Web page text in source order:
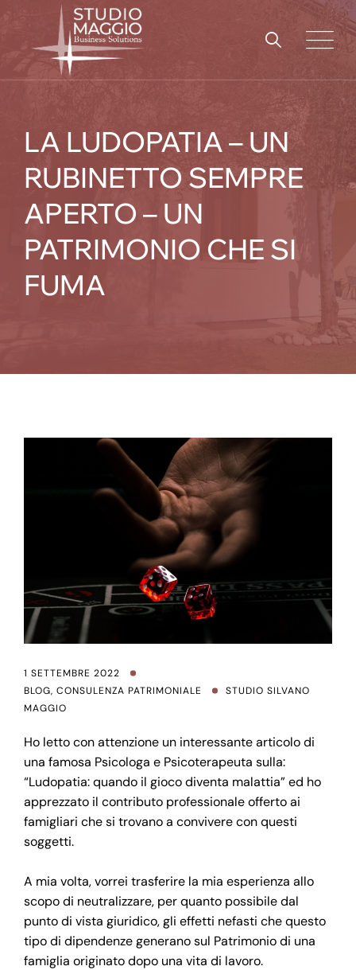
content
LA LUDOPATIA – UN
RUBINETTO SEMPRE
APERTO – UN
PATRIMONIO CHE SI
FUMA
1 SETTEMBRE 2022
BLOG, CONSULENZA PATRIMONIALE
STUDIO SILVANO
MAGGIO
Ho letto con attenzione un interessante articolo di
una famosa Psicologa e Psicoterapeuta sulla:
“Ludopatia: quando il gioco diventa malattia” ed ho
apprezzato il contributo professionale offerto ai
famigliari che si trovano a convivere con questi
soggetti.
A mia volta, vorrei trasferire la mia esperienza allo
scopo di neutralizzare, per quanto possibile dal
punto di vista giuridico, gli effetti nefasti che questo
tipo di dipendenze generano sul Patrimonio di una
famiglia originato dopo una vita di lavoro.